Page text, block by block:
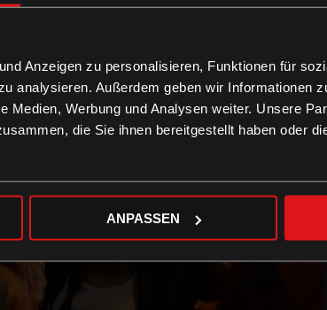
Anzeigen zu personalisieren, Funktionen für
analysieren. Außerdem geben wir Informationen
Medien, Werbung und Analysen weiter. Unsere
die Sie ihnen bereitgestellt haben oder
ANPASSEN